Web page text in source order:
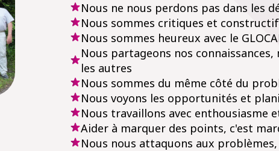
Nous ne nous perdons pas dans les
Nous sommes critiques et
Nous sommes heureux avec le
Nous partageons nos
les autres
Nous sommes du même côté du
Nous voyons les opportunités et
Nous travaillons avec enthousiasme
Aider à marquer des points, c'est
Nous nous attaquons aux